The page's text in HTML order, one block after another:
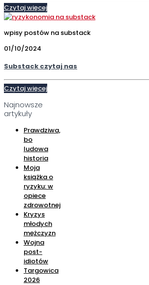
Czytaj więcej
wpisy postów na substack
01/10/2024
Substack czytaj nas
Czytaj więcej
Najnowsze
artykuły
Prawdziwa,
bo
ludowa
historia
Moja
książka o
ryzyku: w
opiece
zdrowotnej
Kryzys
młodych
mężczyzn
Wojna
post-
idiotów
Targowica
2026